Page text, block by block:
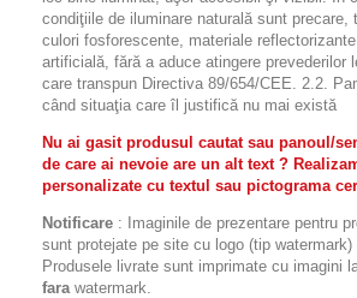
condiţiile de iluminare naturală sunt precare,
culori fosforescente, materiale
artificială, fără a aduce atingere prevederilor
care transpun Directiva 89/654/CEE. 2.2.
când situaţia care îl justifică nu mai există
Nu ai gasit produsul cautat sau panoul/
de care ai nevoie are un alt text ?
personalizate cu textul sau pictograma
Notificare : Imaginile de prezentare pentru
sunt protejate pe site cu logo (tip watermark)
Produsele livrate sunt imprimate cu imagini
fara watermark.